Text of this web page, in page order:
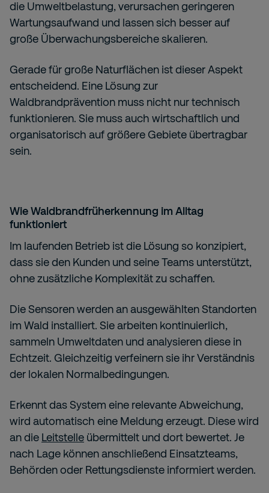
die Umweltbelastung, verursachen geringeren
Wartungsaufwand und lassen sich besser auf
große Überwachungsbereiche skalieren.
Gerade für große Naturflächen ist dieser Aspekt
entscheidend. Eine Lösung zur
Waldbrandprävention muss nicht nur technisch
funktionieren. Sie muss auch wirtschaftlich und
organisatorisch auf größere Gebiete übertragbar
sein.
Wie Waldbrandfrüherkennung im Alltag
funktioniert
Im laufenden Betrieb ist die Lösung so konzipiert,
dass sie den Kunden und seine Teams unterstützt,
ohne zusätzliche Komplexität zu schaffen.
Die Sensoren werden an ausgewählten Standorten
im Wald installiert. Sie arbeiten kontinuierlich,
sammeln Umweltdaten und analysieren diese in
Echtzeit. Gleichzeitig verfeinern sie ihr Verständnis
der lokalen Normalbedingungen.
Erkennt das System eine relevante Abweichung,
wird automatisch eine Meldung erzeugt. Diese wird
an die Leitstelle übermittelt und dort bewertet. Je
nach Lage können anschließend Einsatzteams,
Behörden oder Rettungsdienste informiert werden.